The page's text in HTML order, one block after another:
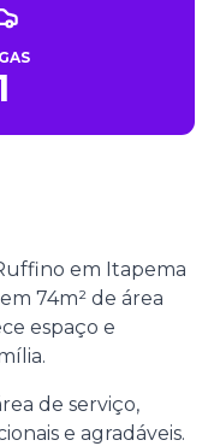
em Itapema
74m² de área
espaço e
de serviço,
e agradáveis.